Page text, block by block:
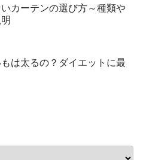
カーテンの選び方～種類や
は太るの？ダイエットに最